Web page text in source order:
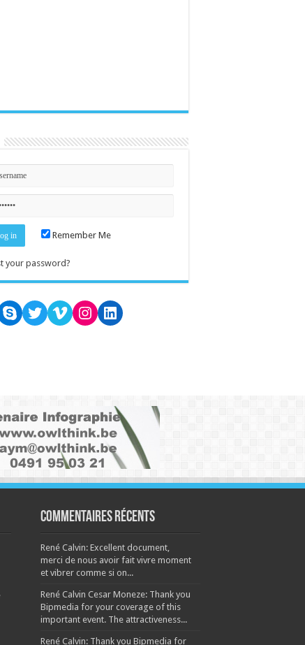
Remember Me
your password?
SkypeTwitter
VimeoInstagram
LinkedIn
Commentaires récents
René Calvin: Excellent document,
merci de nous avoir fait vivre moment
et vibrer comme si on...
René Calvin Cesar Moneze: Thank you
Bipmedia for your coverage of this
important event. The attractiveness...
René Calvin: Thank you Bipmedia for